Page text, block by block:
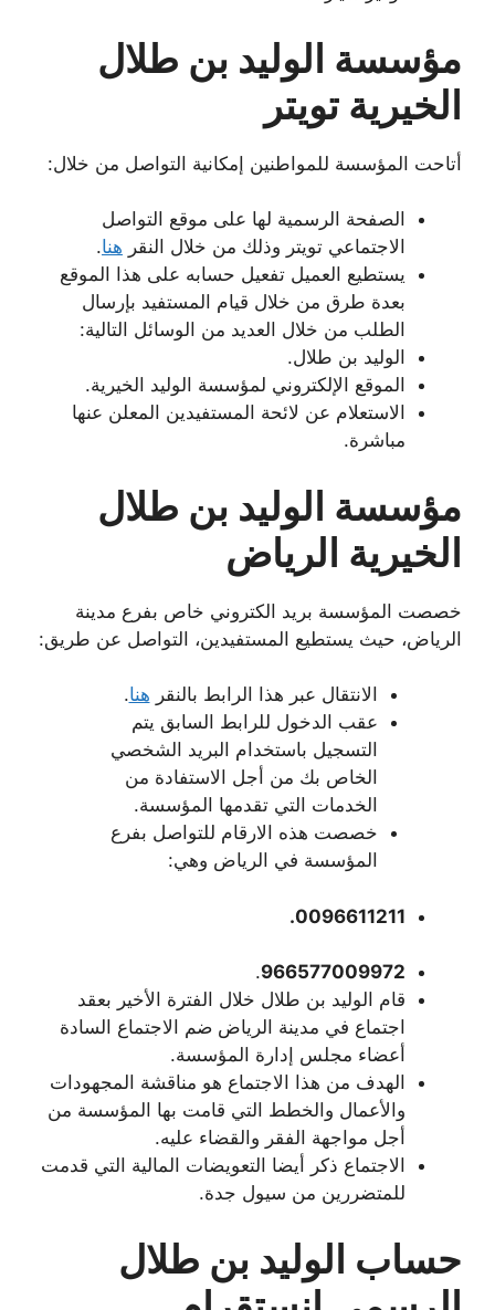
مؤسسة الوليد بن طلال
الخيرية تويتر
أتاحت المؤسسة للمواطنين إمكانية التواصل من خلال:
الصفحة الرسمية لها على موقع التواصل
الاجتماعي تويتر وذلك من خلال النقر هنا.
يستطيع العميل تفعيل حسابه على هذا الموقع
بعدة طرق من خلال قيام المستفيد بإرسال
الطلب من خلال العديد من الوسائل التالية:
الوليد بن طلال.
الموقع الإلكتروني لمؤسسة الوليد الخيرية.
الاستعلام عن لائحة المستفيدين المعلن عنها
مباشرة.
مؤسسة الوليد بن طلال
الخيرية الرياض
خصصت المؤسسة بريد الكتروني خاص بفرع مدينة
الرياض، حيث يستطيع المستفيدين، التواصل عن طريق:
الانتقال عبر هذا الرابط بالنقر هنا.
عقب الدخول للرابط السابق يتم
التسجيل باستخدام البريد الشخصي
الخاص بك من أجل الاستفادة من
الخدمات التي تقدمها المؤسسة.
خصصت هذه الارقام للتواصل بفرع
المؤسسة في الرياض وهي:
0096611211.
966577009972
.
قام الوليد بن طلال خلال الفترة الأخير بعقد
اجتماع في مدينة الرياض ضم الاجتماع السادة
أعضاء مجلس إدارة المؤسسة.
الهدف من هذا الاجتماع هو مناقشة المجهودات
والأعمال والخطط التي قامت بها المؤسسة من
أجل مواجهة الفقر والقضاء عليه.
الاجتماع ذكر أيضا التعويضات المالية التي قدمت
للمتضررين من سيول جدة.
حساب الوليد بن طلال